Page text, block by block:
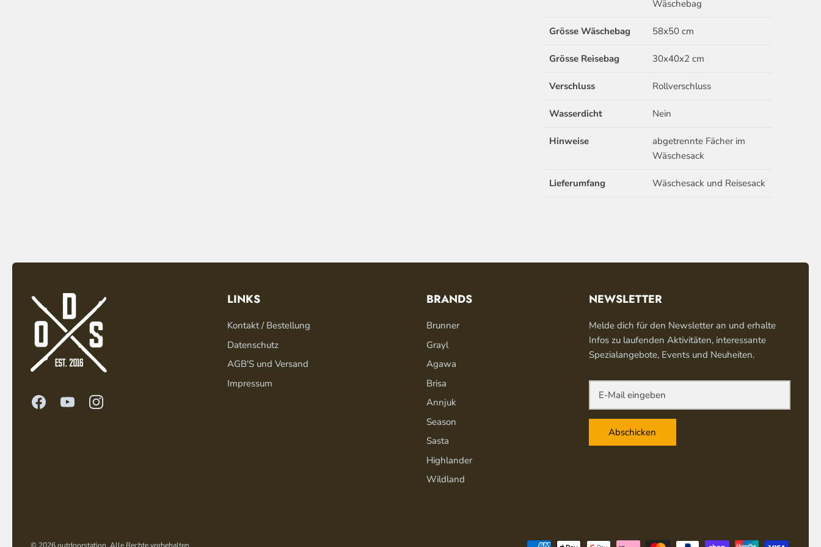
Wäschebag
Grösse Wäschebag 58x50 cm
Grösse Reisebag 30x40x2 cm
Verschluss Rollverschluss
Wasserdicht Nein
Hinweise
abgetrennte Fächer im
Wäschesack
Lieferumfang Wäschesack und Reisesack
LINKS
Kontakt / Bestellung
Datenschutz
AGB'S und Versand
Impressum
BRANDS
Brunner
Grayl
Agawa
Brisa
Annjuk
Season
Sasta
Highlander
Wildland
NEWSLETTER
Melde dich für den Newsletter an und erhalte
Infos zu laufenden Aktivitäten, interessante
Spezialangebote, Events und Neuheiten.
Abschicken
© 2026outdoorstation. Alle Rechte vorbehalten